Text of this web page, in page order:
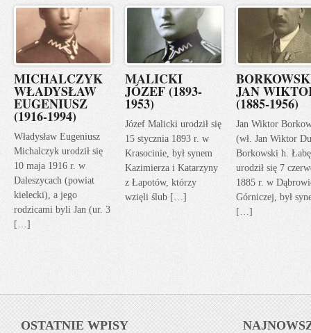
MICHALCZYK
WŁADYSŁAW
EUGENIUSZ
(1916-1994)
Władysław Eugeniusz
Michalczyk urodził się
10 maja 1916 r. w
Daleszycach (powiat
kielecki), a jego
rodzicami byli Jan (ur. 3
[…]
MALICKI
JÓZEF (1893-
1953)
Józef Malicki urodził się
15 stycznia 1893 r. w
Krasocinie, był synem
Kazimierza i Katarzyny
z Łapotów, którzy
wzięli ślub […]
JAN
(1885-1956)
Jan Wiktor
(wł. Jan Wiktor
Borkowski h.
urodził się 7
1885 r. w
Górniczej, był
[…]
OSTATNIE WPISY